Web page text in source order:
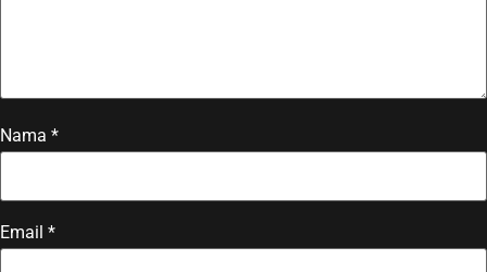
Nama *
Email *